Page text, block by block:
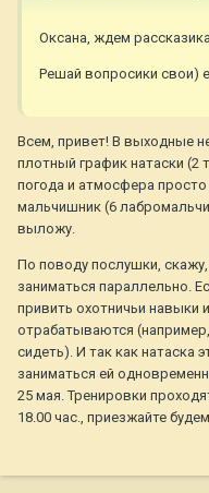
Оксана, ждем
Решай вопросики свои)
Всем, привет! В выходные
плотный график натаски (2
погода и атмосфера
мальчишник (6
выложу.
По поводу послушки,
заниматься параллельно.
привить охотничьи навыки
отрабатываются
сидеть). И так как натаска
заниматься ей
25 мая. Тренировки
18.00 час., приезжайте